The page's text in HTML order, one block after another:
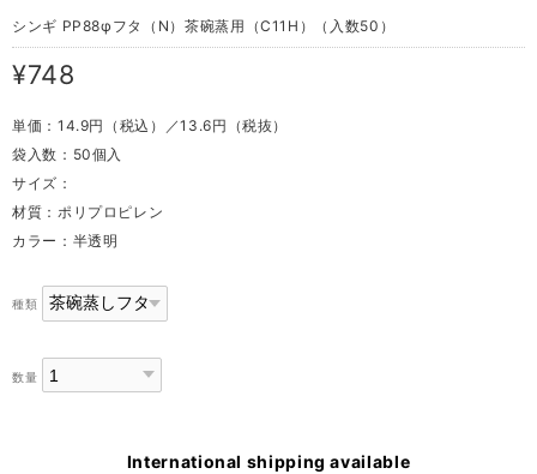
シンギ PP88φフタ（N）茶碗蒸用（C11H）（入数50）
¥748
単価：14.9円（税込）／13.6円（税抜）
袋入数：50個入
サイズ：
材質：ポリプロピレン
カラー：半透明
種類
数量
International shipping available